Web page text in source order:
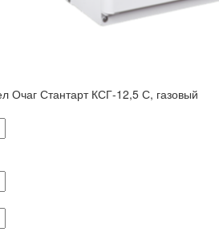
Очаг Стантарт КСГ-12,5 С, газовый